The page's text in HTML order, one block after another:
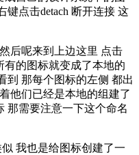
点击detach 断开连接 这
后呢来到上边这里 点击
有的图标就变成了本地的
到 那每个图标的左侧 都出
他们已经是本地的组建了
那需要注意一下这个命名
我也是给图标创建了一